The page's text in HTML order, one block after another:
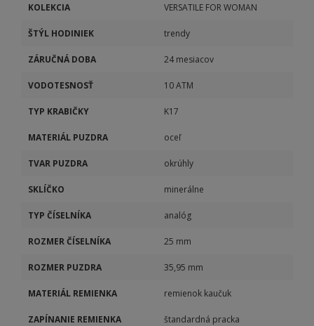
KOLEKCIA VERSATILE FOR WOMAN
ŠTÝL HODINIEK trendy
ZÁRUČNÁ DOBA 24 mesiacov
VODOTESNOSŤ 10 ATM
TYP KRABIČKY K17
MATERIÁL PUZDRA oceľ
TVAR PUZDRA okrúhly
SKLÍČKO minerálne
TYP ČÍSELNÍKA analóg
ROZMER ČÍSELNÍKA 25 mm
ROZMER PUZDRA 35,95 mm
MATERIÁL REMIENKA remienok kaučuk
ZAPÍNANIE REMIENKA štandardná pracka